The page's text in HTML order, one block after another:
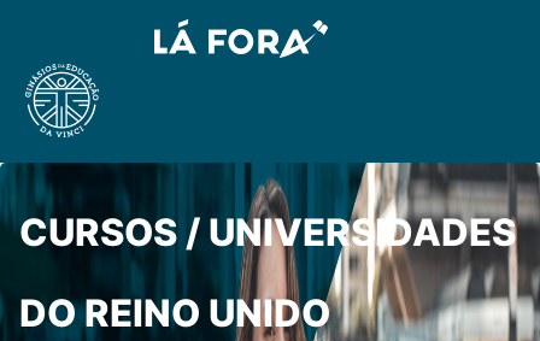
CURSOS / UNIVERSIDADES
DO REINO UNIDO